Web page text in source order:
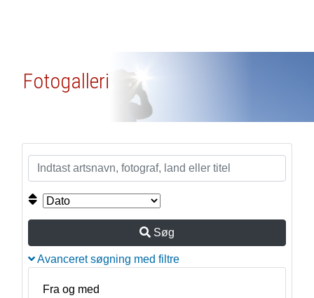
Fotogalleri
Søg
Avanceret søgning med filtre
Fra og med